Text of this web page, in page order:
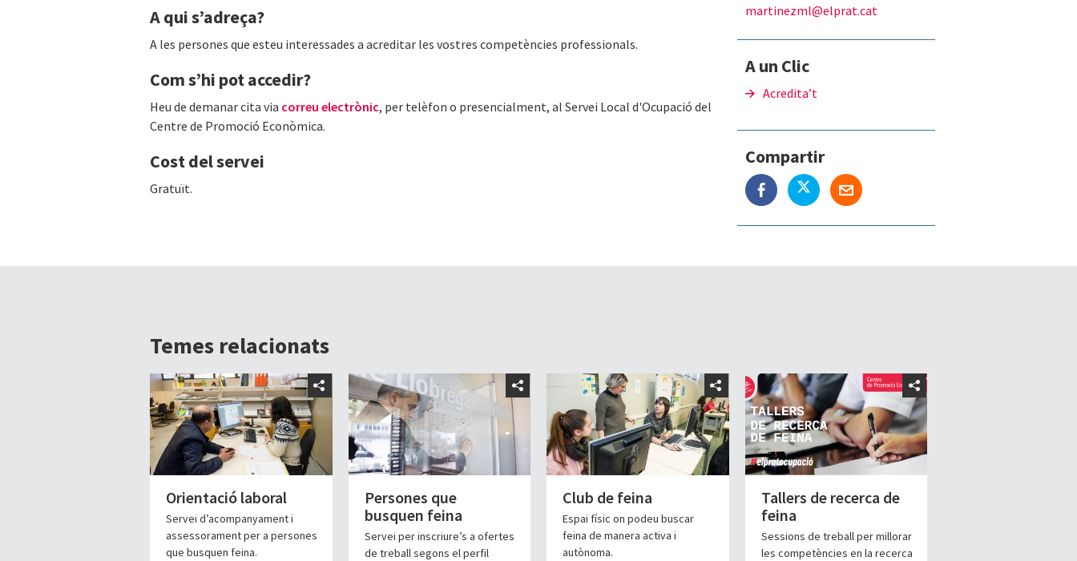
martinezml@elprat.cat
A un Clic
Acredita’t
Compartir
A qui s’adreça?
A les persones que esteu interessades a acreditar les vostres competències professionals.
Com s’hi pot accedir?
Heu de demanar cita via correu electrònic, per telèfon o presencialment, al Servei Local d'Ocupació del
Centre de Promoció Econòmica.
Cost del servei
Gratuït.
Temes relacionats
Orientació laboral
Servei d’acompanyament i
assessorament per a persones
que busquen feina.
Persones que
busquen feina
Servei per inscriure’s a ofertes
de treball segons el perfil
Club de feina
Espai físic on podeu buscar
feina de manera activa i
autònoma.
Tallers de recerca de
feina
Sessions de treball per millorar
les competències en la recerca